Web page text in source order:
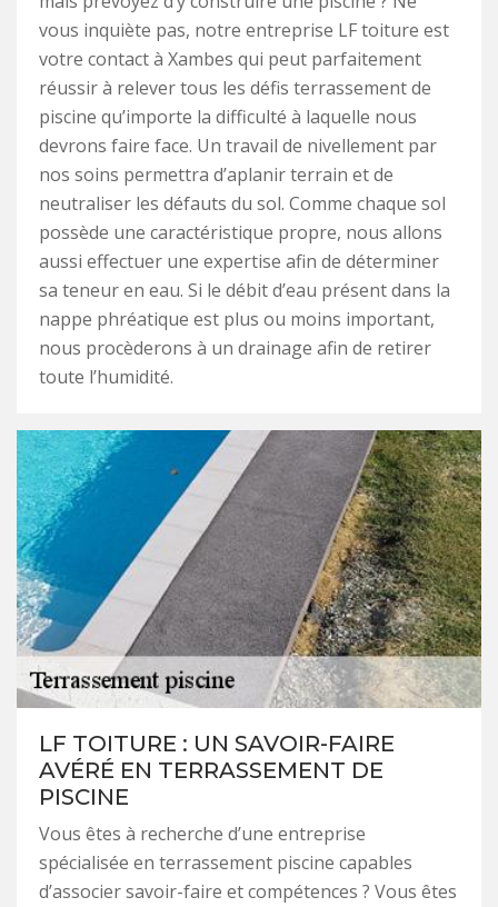
vous inquiète pas, notre entreprise LF toiture est
votre contact à Xambes qui peut parfaitement
réussir à relever tous les défis terrassement de
piscine qu’importe la difficulté à laquelle nous
devrons faire face. Un travail de nivellement par
nos soins permettra d’aplanir terrain et de
neutraliser les défauts du sol. Comme chaque sol
possède une caractéristique propre, nous allons
aussi effectuer une expertise afin de déterminer
sa teneur en eau. Si le débit d’eau présent dans la
nappe phréatique est plus ou moins important,
nous procèderons à un drainage afin de retirer
toute l’humidité.
LF TOITURE : UN SAVOIR-FAIRE
AVÉRÉ EN TERRASSEMENT DE
PISCINE
Vous êtes à recherche d’une entreprise
spécialisée en terrassement piscine capables
d’associer savoir-faire et compétences ? Vous êtes